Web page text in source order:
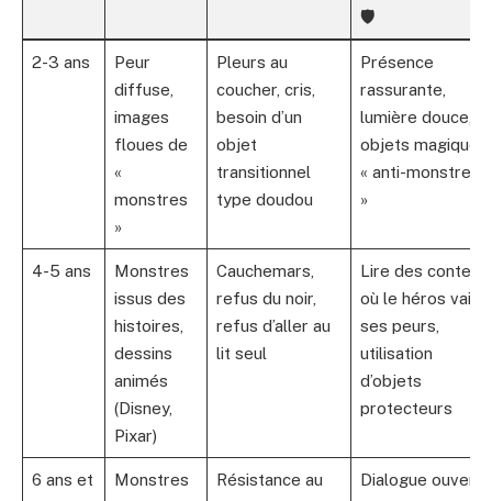
🛡️
2-3 ans
Peur
diffuse,
images
floues de
«
monstres
»
Pleurs au
coucher, cris,
besoin d’un
objet
transitionnel
type doudou
Présence
rassurante,
lumière douce,
objets magiques
« anti-monstres
»
4-5 ans
Monstres
issus des
histoires,
dessins
animés
(Disney,
Pixar)
Cauchemars,
refus du noir,
refus d’aller au
lit seul
Lire des contes
où le héros vainc
ses peurs,
utilisation
d’objets
protecteurs
6 ans et
Monstres
Résistance au
Dialogue ouvert,